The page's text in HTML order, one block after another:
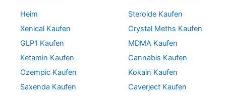
Heim
Xenical Kaufen
GLP1 Kaufen
Ketamin Kaufen
Ozempic Kaufen
Saxenda Kaufen
Steroide Kaufen
Crystal Meths Kaufen
MDMA Kaufen
Cannabis Kaufen
Kokain Kaufen
Caverject Kaufen